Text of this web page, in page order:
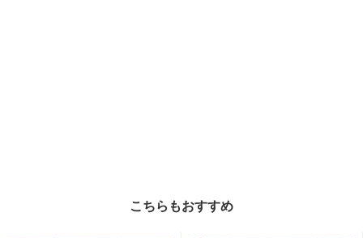
こちらもおすすめ